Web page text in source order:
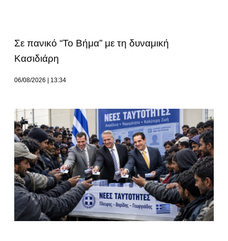
Σε πανικό “Το Βήμα” με τη δυναμική
Κασιδιάρη
06/08/2026 13:34